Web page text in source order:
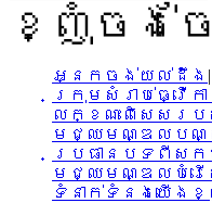
ខ្ញុំចង់ច
អ្នកចង់យល់ដឹង |
ក្រុមសំរាប់ធ្វើកា
លក្ខណះពិសេសរប
មជ្ឈមណ្ឌលបណ្
ប្រធានបទពីសក
មជ្ឈមណ្ឌលបំរើស
ទំនាក់ទំនងយើងខ្